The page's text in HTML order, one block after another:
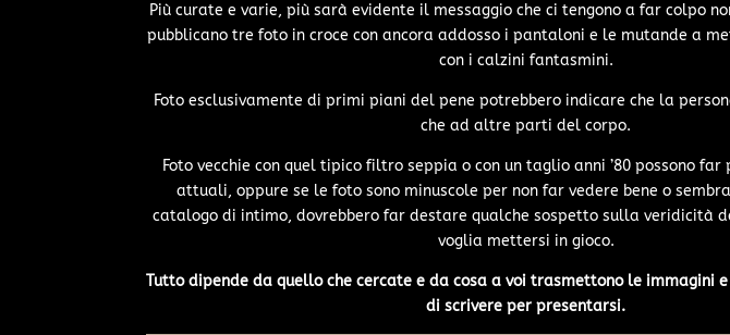
Più curate e varie, più sarà evidente il messaggio che ci tengono a far colpo
pubblicano tre foto in croce con ancora addosso i pantaloni e le mutande a
con i calzini fantasmini.
Foto esclusivamente di primi piani del pene potrebbero indicare che la
che ad altre parti del corpo.
Foto vecchie con quel tipico filtro seppia o con un taglio anni ’80 possono far
attuali, oppure se le foto sono minuscole per non far vedere bene o
catalogo di intimo, dovrebbero far destare qualche sospetto sulla veridicità
voglia mettersi in gioco.
Tutto dipende da quello che cercate e da cosa a voi trasmettono le immagini
di scrivere per presentarsi.